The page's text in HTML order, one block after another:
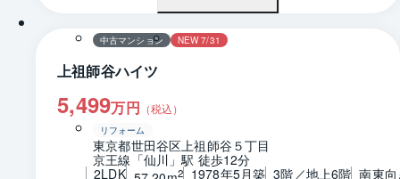
中古マンション NEW 7/31
上祖師谷ハイツ
5,499万円 （税込）
リフォーム
東京都世田谷区上祖師谷５丁目
京王線「仙川」駅 徒歩12分
2LDK
2 1978年5月築 3階／地上6階 南東